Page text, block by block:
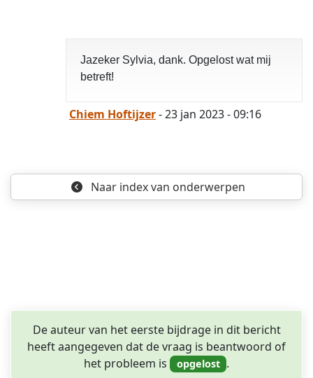
Jazeker Sylvia, dank. Opgelost wat mij
betreft!
Chiem Hoftijzer- 23 jan 2023 - 09:16
Naar indexvan onderwerpen
De auteur van het eerste bijdrage in dit bericht
heeft aangegeven dat de vraag is beantwoord of
het probleem is
.